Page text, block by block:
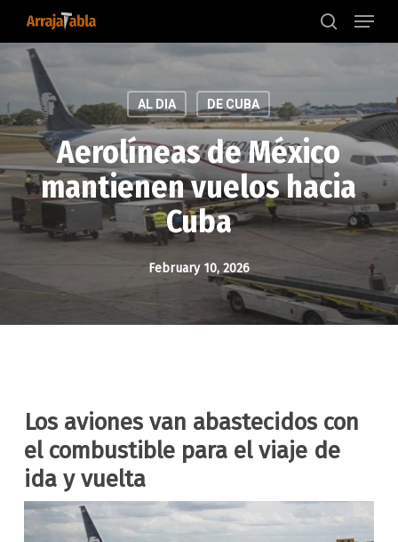
content
search
Menu
AL DIA DE CUBA
Aerolíneas de México
mantienen vuelos hacia
Cuba
February 10, 2026
Los aviones van abastecidos con
el combustible para el viaje de
ida y vuelta